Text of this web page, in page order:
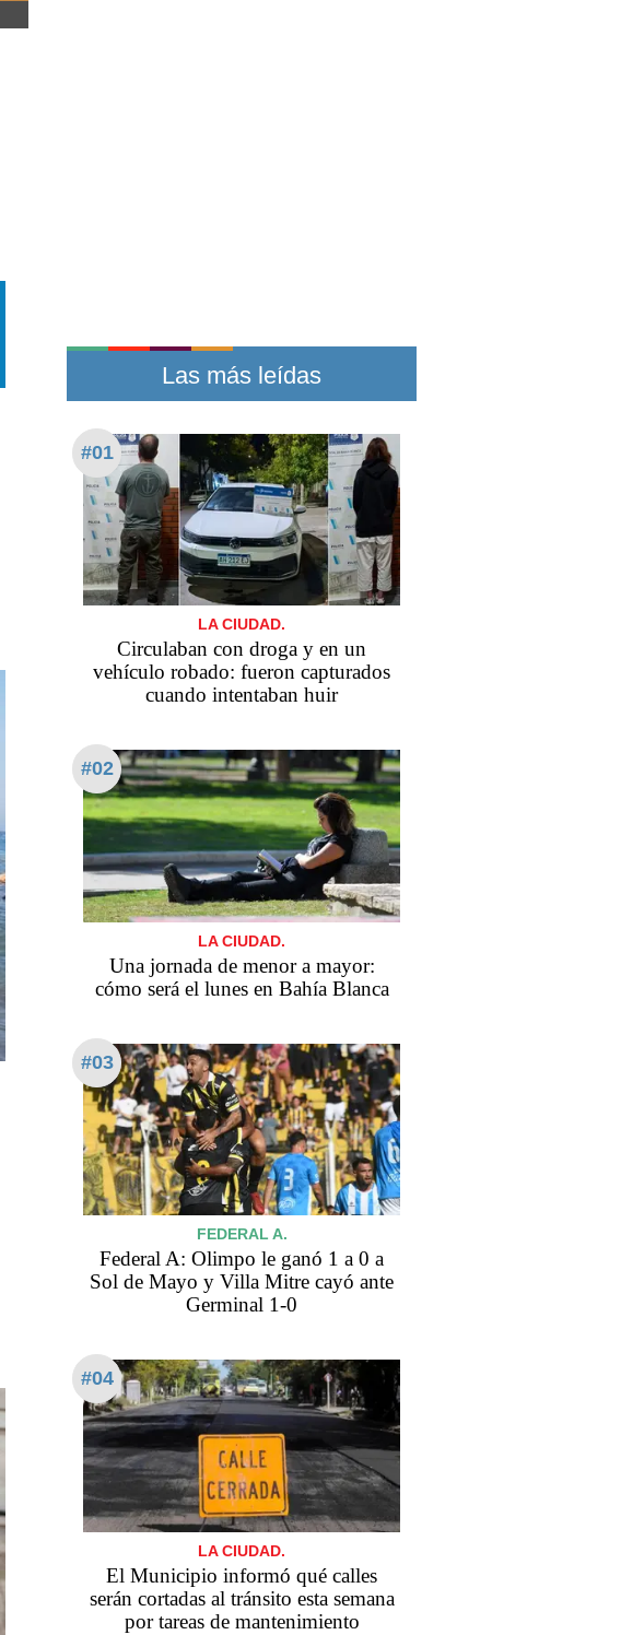
Las más leídas
#01
LA CIUDAD.
Circulaban con droga y en un
vehículo robado: fueron capturados
cuando intentaban huir
#02
LA CIUDAD.
Una jornada de menor a mayor:
cómo será el lunes en Bahía Blanca
#03
FEDERAL A.
Federal A: Olimpo le ganó 1 a 0 a
Sol de Mayo y Villa Mitre cayó ante
Germinal 1-0
#04
LA CIUDAD.
El Municipio informó qué calles
serán cortadas al tránsito esta semana
por tareas de mantenimiento